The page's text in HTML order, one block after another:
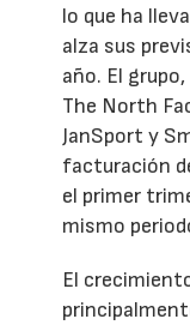
lo que ha
alza sus
año. El
The North
JanSport y
facturación
el primer
mismo
El